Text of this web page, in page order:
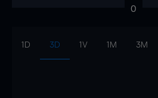
0
1D 3D 1V 1M 3M